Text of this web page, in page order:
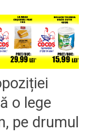
o lege
pe drumul